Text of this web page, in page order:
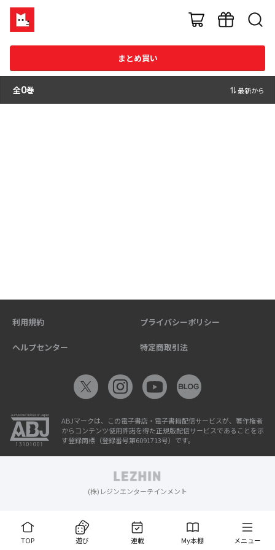
まとめ買い
全0巻 最新から
TOP 遊び 連載 My本棚 メニュー
利用規約 プライバシーポリシー
ヘルプセンター 特定商取引法
ABJマークは、この電子書店・電子書籍配信サービスが、著作権者
からコンテンツ使用許諾を得た正規版配信サービスであることを示
す登録商標（登録番号第6091713号）です。
(株)レジンエンターテインメント